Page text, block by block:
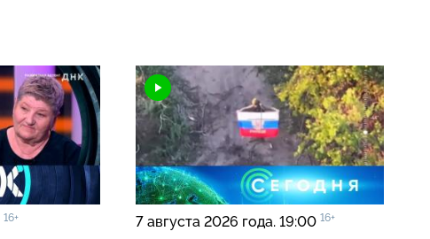
16+ 7 августа 2026 года. 19:00 16+